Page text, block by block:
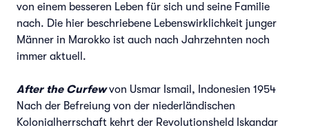
von einem besseren Leben für sich und seine Familie
nach. Die hier beschriebene Lebenswirklichkeit junger
Männer in Marokko ist auch nach Jahrzehnten noch
immer aktuell.
After the Curfewvon Usmar Ismail, Indonesien 1954
Nach der Befreiung von der niederländischen
Kolonialherrschaft kehrt der Revolutionsheld Iskandar